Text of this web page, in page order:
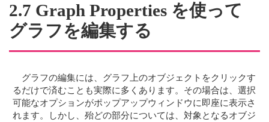
2.7 Graph Properties を使って
グラフを編集する
グラフの編集には、グラフ上のオブジェクトをクリックす
るだけで済むことも実際に多くあります。その場合は、選択
可能なオプションがポップアップウィンドウに即座に表示さ
れます。しかし、殆どの部分については、対象となるオブジ